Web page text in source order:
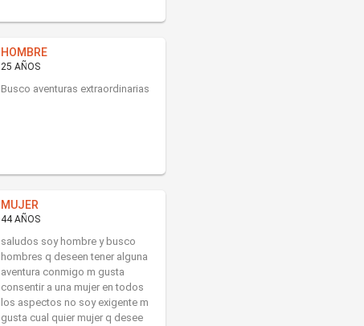
HOMBRE
25 AÑOS
Busco aventuras extraordinarias
MUJER
44 AÑOS
saludos soy hombre y busco
hombres q deseen tener alguna
aventura conmigo m gusta
consentir a una mujer en todos
los aspectos no soy exigente m
gusta cual quier mujer q desee